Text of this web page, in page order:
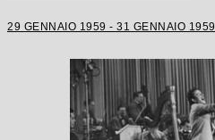
29 GENNAIO 1959 - 31 GENNAIO 1959